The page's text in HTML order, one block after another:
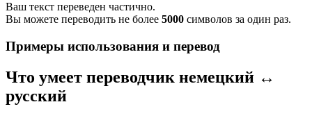
Ваш текст переведен частично.
Вы можете переводить не более 5000 символов за один раз.
Примеры использования и перевод
Что умеет переводчик немецкий ↔
русский